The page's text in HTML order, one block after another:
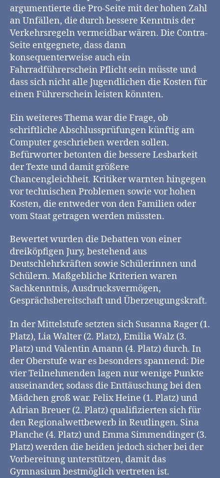
argumentierte die Pro-Seite mit der hohen Zahl
an Unfällen, die durch bessere Kenntnis der
Verkehrsregeln vermeidbar wären. Die Contra-
Seite entgegnete, dass dann
konsequenterweise auch ein
Fahrradführerschein Pflicht sein müsste und
dass sich nicht alle Jugendlichen die Kosten für
einen Führerschein leisten könnten.
Ein weiteres Thema war die Frage, ob
schriftliche Abschlussprüfungen künftig am
Computer geschrieben werden sollen.
Befürworter betonten die bessere Lesbarkeit
der Texte und damit größere
Chancengleichheit. Kritiker warnten hingegen
vor technischen Problemen sowie vor hohen
Kosten, die entweder von den Familien oder
vom Staat getragen werden müssten.
Bewertet wurden die Debatten von einer
dreiköpfigen Jury, bestehend aus
Deutschlehrkräften sowie Schülerinnen und
Schülern. Maßgebliche Kriterien waren
Sachkenntnis, Ausdrucksvermögen,
Gesprächsbereitschaft und Überzeugungskraft.
In der Mittelstufe setzten sich Susanna Rager (1.
Platz), Lia Walter (2. Platz), Emilia Walz (3.
Platz) und Valentin Amann (4. Platz) durch. In
der Oberstufe war es besonders spannend: Die
vier Teilnehmenden lagen nur wenige Punkte
auseinander, sodass die Enttäuschung bei den
Mädchen groß war. Felix Heine (1. Platz) und
Adrian Breuer (2. Platz) qualifizierten sich für
den Regionalwettbewerb in Reutlingen. Sina
Planche (4. Platz) und Emma Simmendinger (3.
Platz) werden die beiden jedoch sicher bei der
Vorbereitung unterstützen, damit das
Gymnasium bestmöglich vertreten ist.